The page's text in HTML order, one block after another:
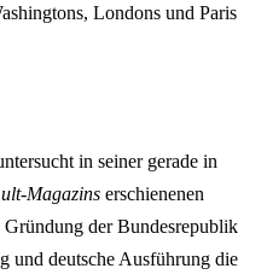
Londons und Paris
in seiner gerade in
Magazins erschienenen
der Bundesrepublik
und deutsche Ausführung die